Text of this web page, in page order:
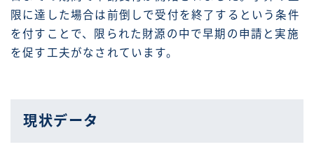
限に達した場合は前倒しで受付を終了するという条件
を付すことで、限られた財源の中で早期の申請と実施
を促す工夫がなされています。
現状データ